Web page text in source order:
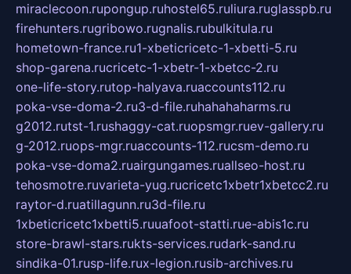
miraclecoon.rupongup.ruhostel65.ruliura.ruglasspb.ru
firehunters.rugribowo.rugnalis.rubulkitula.ru
hometown-france.ru1-xbeticricetc-1-xbetti-5.ru
shop-garena.rucricetc-1-xbetr-1-xbetcc-2.ru
one-life-story.rutop-halyava.ruaccounts112.ru
poka-vse-doma-2.ru3-d-file.ruhahahaharms.ru
g2012.rutst-1.rushaggy-cat.ruopsmgr.ruev-gallery.ru
g-2012.ruops-mgr.ruaccounts-112.rucsm-demo.ru
poka-vse-doma2.ruairgungames.ruallseo-host.ru
tehosmotre.ruvarieta-yug.rucricetc1xbetr1xbetcc2.ru
raytor-d.ruatillagunn.ru3d-file.ru
1xbeticricetc1xbetti5.ruuafoot-statti.rue-abis1c.ru
store-brawl-stars.rukts-services.rudark-sand.ru
sindika-01.rusp-life.rux-legion.rusib-archives.ru